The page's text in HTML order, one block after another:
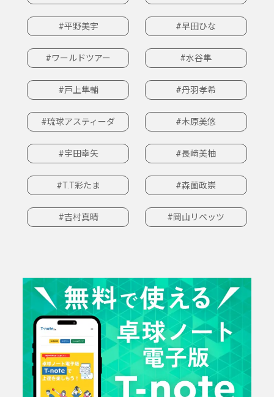
#平野美宇 #早田ひな
#ワールドツアー #水谷隼
#戸上隼輔 #丹羽孝希
#琉球アスティーダ #木原美悠
#宇田幸矢 #長﨑美柚
#T.T彩たま #森薗政崇
#吉村真晴 #岡山リベッツ